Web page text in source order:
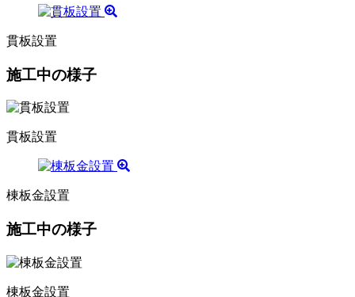
貫板設置
施工中の様子
貫板設置
棟板金設置
施工中の様子
棟板金設置